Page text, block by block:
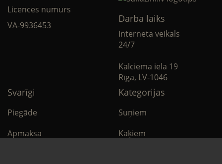
Licences numurs
VA-9936453
Darba laiks
Interneta veikals
24/7
Kalciema iela 19
Rīga, LV-1046
Svarīgi
Piegāde
Apmaksa
Kategorijas
Suņiem
Kaķiem